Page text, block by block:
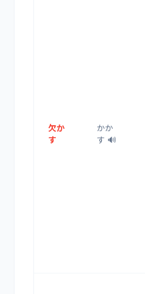
欠か
す
かか
す 🔊